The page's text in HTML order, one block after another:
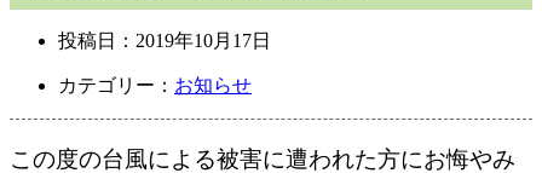
投稿日： 2019年10月17日
カテゴリー： お知らせ
この度の台風による被害に遭われた方にお悔やみ